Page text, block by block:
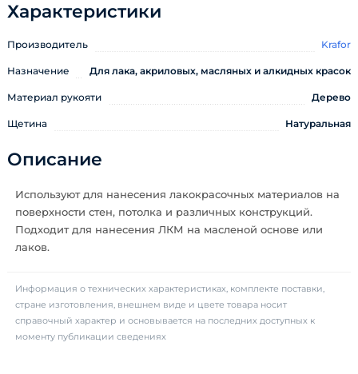
Характеристики
Производитель Krafor
Назначение Для лака, акриловых, масляных и алкидных красок
Материал рукояти Дерево
Щетина Натуральная
Описание
Используют для нанесения лакокрасочных материалов на
поверхности стен, потолка и различных конструкций.
Подходит для нанесения ЛКМ на масленой основе или
лаков.
Информация о технических характеристиках, комплекте поставки,
стране изготовления, внешнем виде и цвете товара носит
справочный характер и основывается на последних доступных к
моменту публикации сведениях